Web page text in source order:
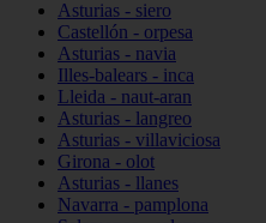
Asturias - siero
Castellón - orpesa
Asturias - navia
Illes-balears - inca
Lleida - naut-aran
Asturias - langreo
Asturias - villaviciosa
Girona - olot
Asturias - llanes
Navarra - pamplona